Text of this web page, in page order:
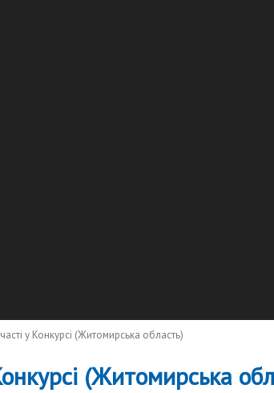
у Конкурсі (Житомирська область)
(Житомирська